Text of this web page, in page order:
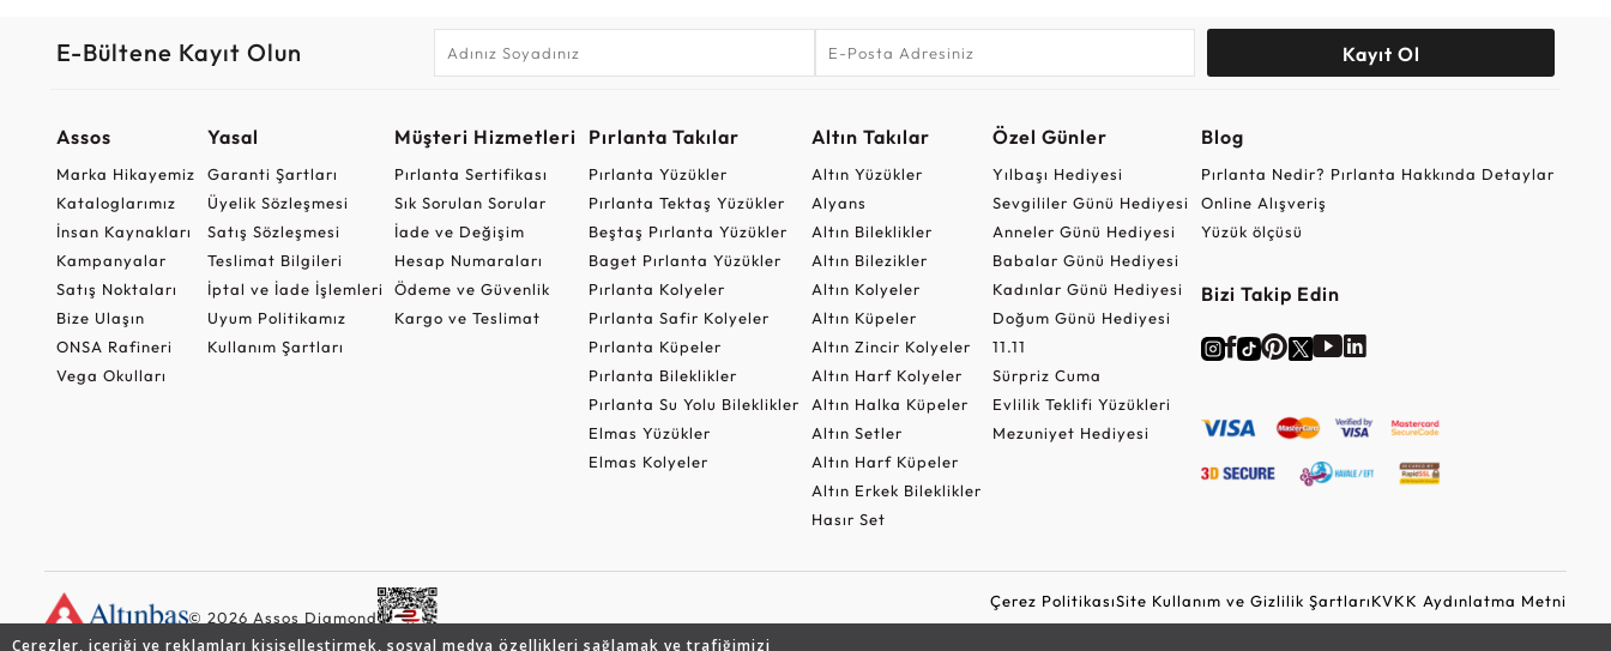
Çerezler, içeriği ve reklamları kişiselleştirmek, sosyal medya özellikleri sağlamak ve trafiğimizi
E-Bültene Kayıt Olun Kayıt Ol
Assos
Marka Hikayemiz
Kataloglarımız
İnsan Kaynakları
Kampanyalar
Satış Noktaları
Bize Ulaşın
ONSA Rafineri
Vega Okulları
Yasal
Garanti Şartları
Üyelik Sözleşmesi
Satış Sözleşmesi
Teslimat Bilgileri
İptal ve İade İşlemleri
Uyum Politikamız
Kullanım Şartları
Müşteri Hizmetleri
Pırlanta Sertifikası
Sık Sorulan Sorular
İade ve Değişim
Hesap Numaraları
Ödeme ve Güvenlik
Kargo ve Teslimat
Pırlanta Takılar
Pırlanta Yüzükler
Pırlanta Tektaş Yüzükler
Beştaş Pırlanta Yüzükler
Baget Pırlanta Yüzükler
Pırlanta Kolyeler
Pırlanta Safir Kolyeler
Pırlanta Küpeler
Pırlanta Bileklikler
Pırlanta Su Yolu Bileklikler
Elmas Yüzükler
Elmas Kolyeler
Altın Takılar
Altın Yüzükler
Alyans
Altın Bileklikler
Altın Bilezikler
Altın Kolyeler
Altın Küpeler
Altın Zincir Kolyeler
Altın Harf Kolyeler
Altın Halka Küpeler
Altın Setler
Altın Harf Küpeler
Altın Erkek Bileklikler
Hasır Set
Özel Günler
Yılbaşı Hediyesi
Sevgililer Günü Hediyesi
Anneler Günü Hediyesi
Babalar Günü Hediyesi
Kadınlar Günü Hediyesi
Doğum Günü Hediyesi
11.11
Sürpriz Cuma
Evlilik Teklifi Yüzükleri
Mezuniyet Hediyesi
Blog
Pırlanta Nedir? Pırlanta Hakkında Detaylar
Online Alışveriş
Yüzük ölçüsü
Bizi Takip Edin
© 2026 Assos Diamond
Çerez PolitikasıSite Kullanım ve Gizlilik ŞartlarıKVKK Aydınlatma Metni